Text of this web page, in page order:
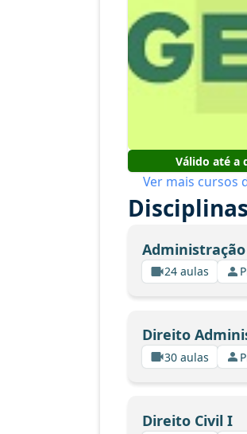
Válido até a
Ver mais cursos
Disciplinas
24 aulas
Direito
30 aulas
Direito Civil I